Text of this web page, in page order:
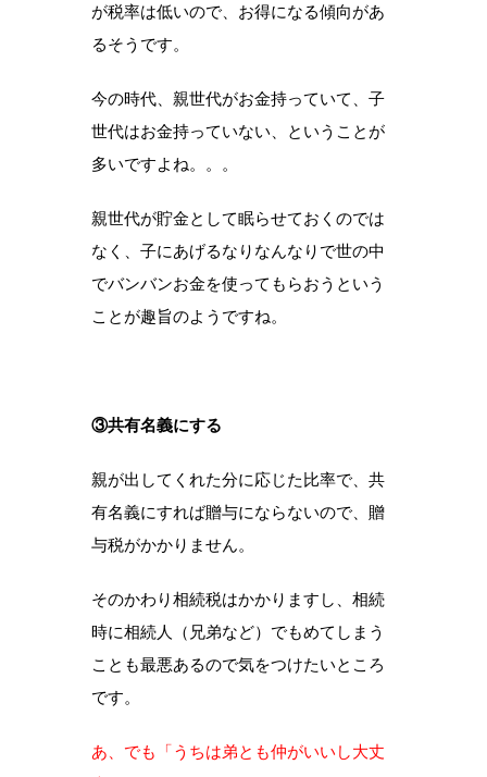
が税率は低いので、お得になる傾向があ
るそうです。
今の時代、親世代がお金持っていて、子
世代はお金持っていない、ということが
多いですよね。。。
親世代が貯金として眠らせておくのでは
なく、子にあげるなりなんなりで世の中
でバンバンお金を使ってもらおうという
ことが趣旨のようですね。
③共有名義にする
親が出してくれた分に応じた比率で、共
有名義にすれば贈与にならないので、贈
与税がかかりません。
そのかわり相続税はかかりますし、相続
時に相続人（兄弟など）でもめてしまう
ことも最悪あるので気をつけたいところ
です。
あ、でも「うちは弟とも仲がいいし大丈